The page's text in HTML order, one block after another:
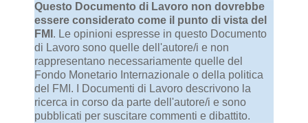
Questo Documento di Lavoro non dovrebbe
essere considerato come il punto di vista del
FMI . Le opinioni espresse in questo Documento
di Lavoro sono quelle dell'autore/i e non
rappresentano necessariamente quelle del
Fondo Monetario Internazionale o della politica
del FMI. I Documenti di Lavoro descrivono la
ricerca in corso da parte dell'autore/i e sono
pubblicati per suscitare commenti e dibattito.